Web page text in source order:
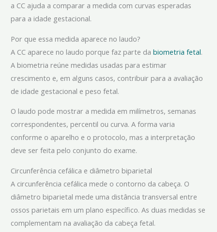
a CC ajuda a comparar a medida com curvas esperadas
para a idade gestacional.
Por que essa medida aparece no laudo?
A CC aparece no laudo porque faz parte dabiometria fetal.
A biometria reúne medidas usadas para estimar
crescimento e, em alguns casos, contribuir para a avaliação
de idade gestacional e peso fetal.
O laudo pode mostrar a medida em milímetros, semanas
correspondentes, percentil ou curva. A forma varia
conforme o aparelho e o protocolo, mas a interpretação
deve ser feita pelo conjunto do exame.
Circunferência cefálica e diâmetro biparietal
A circunferência cefálica mede o contorno da cabeça. O
diâmetro biparietal mede uma distância transversal entre
ossos parietais em um plano específico. As duas medidas se
complementam na avaliação da cabeça fetal.